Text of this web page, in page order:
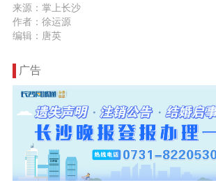
来源：掌上长沙
作者：徐运源
编辑：唐英
广告